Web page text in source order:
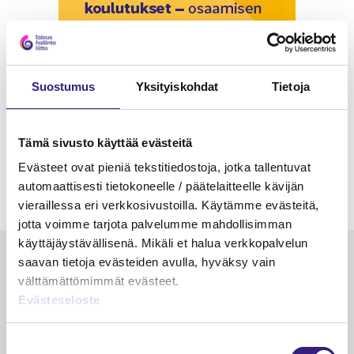
Suostumus Yksityiskohdat Tietoja
Tämä sivusto käyttää evästeitä
Evästeet ovat pieniä tekstitiedostoja, jotka tallentuvat
automaattisesti tietokoneelle / päätelaitteelle kävijän
vieraillessa eri verkkosivustoilla. Käytämme evästeitä,
jotta voimme tarjota palvelumme mahdollisimman
käyttäjäystävällisenä. Mikäli et halua verkkopalvelun
saavan tietoja evästeiden avulla, hyväksy vain
välttämättömimmät evästeet.
Evästeseloste
Luetuimmat
VEROTUS
Kulu­veloitukset arvon­lisä­